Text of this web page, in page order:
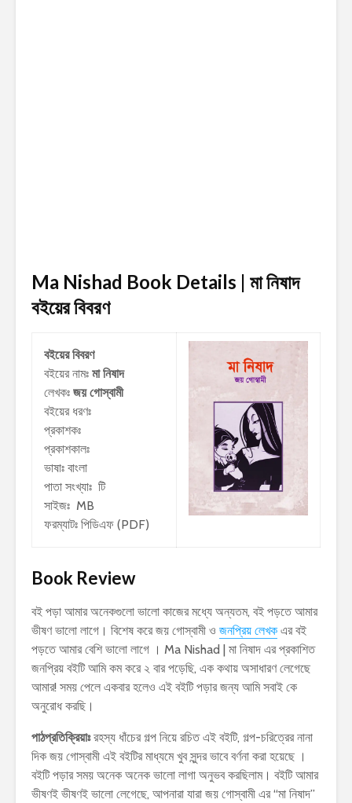
Ma Nishad Book Details | মা নিষাদ
বইয়ের বিবরণ
বইয়ের বিবরণ
বইয়ের নামঃ মা নিষাদ
লেখকঃ জয় গোস্বামী
বইয়ের ধরণঃ
প্রকাশকঃ
প্রকাশকালঃ
ভাষাঃ বাংলা
পাতা সংখ্যাঃ টি
সাইজঃ MB
ফরম্যাটঃ পিডিএফ (PDF)
Book Review
বই পড়া আমার অনেকগুলো ভালো কাজের মধ্যে অন্যতম, বই পড়তে আমার
ভীষণ ভালো লাগে। বিশেষ করে জয় গোস্বামী ও জনপ্রিয় লেখক এর বই
পড়তে আমার বেশি ভালো লাগে । Ma Nishad | মা নিষাদ এর প্রকাশিত
জনপ্রিয় বইটি আমি কম করে ২ বার পড়েছি, এক কথায় অসাধারণ লেগেছে
আমার! সময় পেলে একবার হলেও এই বইটি পড়ার জন্য আমি সবাই কে
অনুরোধ করছি।
পাঠপ্রতিক্রিয়াঃরহস্য ধাঁচের গল্প নিয়ে রচিত এই বইটি, গল্প-চরিত্রের নানা
দিক জয় গোস্বামী এই বইটির মাধ্যমে খুব সুন্দর ভাবে বর্ণনা করা হয়েছে ।
বইটি পড়ার সময় অনেক অনেক ভালো লাগা অনুভব করছিলাম। বইটি আমার
ভীষণই ভীষণই ভালো লেগেছে, আপনারা যারা জয় গোস্বামী এর “মা নিষাদ”